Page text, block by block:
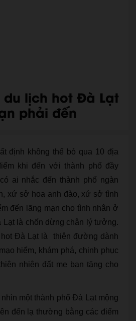
du lịch hot Đà Lạt
phải đến
định không thể bỏ qua 10 địa
khi đến với thành phố đầy
ai nhắc đến thành phố ngàn
xứ sở hoa anh đào, xứ sở tình
đến lãng mạn cho tình nhân ở
là chốn dừng chân lý tưởng.
Đà Lạt là thiên đường dành
hiểm, khám phá, chinh phục
nhiên đất mẹ ban tặng cho
một thành phố Đà Lạt mộng
đến lạ thường bằng các điểm